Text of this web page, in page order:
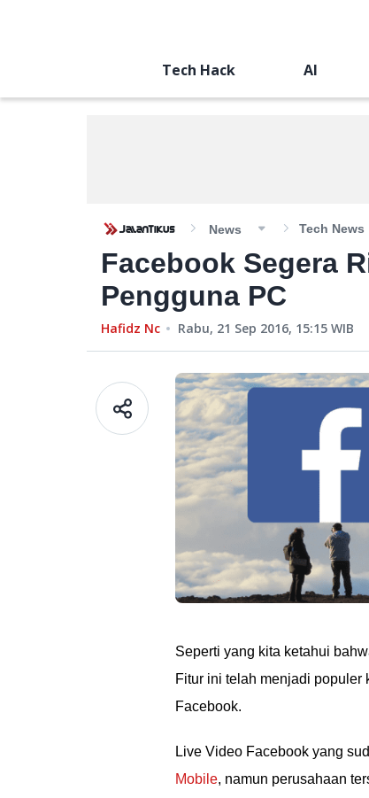
Tech Hack AI
News Tech News
Facebook Segera
Pengguna PC
Hafidz Nc Rabu, 21 Sep 2016, 15:15 WIB
Seperti yang kita ketahui
Fitur ini telah menjadi populer
Facebook.
Live Video Facebook yang
Mobile, namun perusahaan